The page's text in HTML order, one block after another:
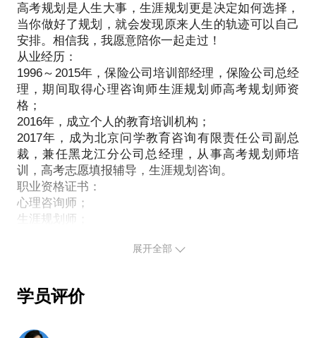
如何避开高考志愿填报中的误区，雷区；
很多学生和家长不了解专业容易望文生义，也不知道
有很多专业要有学科基础，导致每年都有很多学生上
了大学才发现自己并不适合或者并不喜欢所学专业，
从而引发厌学情绪，比如曾经发生过的北大学子弃学
高考规划是人生大事，生涯规划更是决定如何选择，
当你做好了规划，就会发现原来人生的轨迹可以自己
安排。相信我，我愿意陪你一起走过！
从业经历：
1996～2015年，保险公司培训部经理，保险公司总经
理，期间取得心理咨询师生涯规划师高考规划师资
格；
2016年，成立个人的教育培训机构；
2017年，成为北京问学教育咨询有限责任公司副总
裁，兼任黑龙江分公司总经理，从事高考规划师培
训，高考志愿填报辅导，生涯规划咨询。
职业资格证书：
心理咨询师；
生涯规划师；
参加美国LIMRA的培训并取得经营管理类证书。
高考圈官网专家团队
展开全部
学员评价